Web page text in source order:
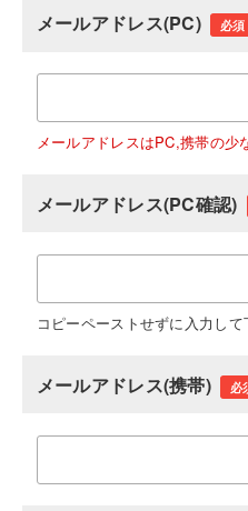
メールアドレス(PC) 必須
メールアドレスはPC,携帯の
メールアドレス(PC確認)
コピーペーストせずに入力し
メールアドレス(携帯) 必